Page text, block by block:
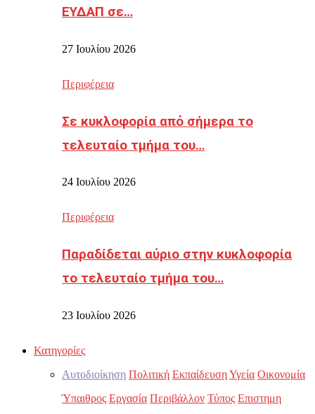
ΕΥΔΑΠ σε…
27 Ιουλίου 2026
Περιφέρεια
Σε κυκλοφορία από σήμερα το
τελευταίο τμήμα του…
24 Ιουλίου 2026
Περιφέρεια
Παραδίδεται αύριο στην κυκλοφορία
το τελευταίο τμήμα του…
23 Ιουλίου 2026
Κατηγορίες
Αυτοδιοίκηση Πολιτική ΕκπαίδευσηΥγεία Οικονομία
Ύπαιθρος Εργασία Περιβάλλον Τύπος Επιστημη